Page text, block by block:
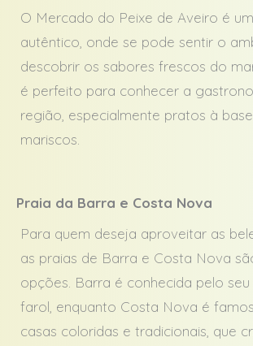
O Mercado do Peixe de Aveiro é
autêntico, onde se pode sentir o
descobrir os sabores frescos do
é perfeito para conhecer a
região, especialmente pratos à
mariscos.
Praia da Barra e Costa Nova
Para quem deseja aproveitar as
as praias de Barra e Costa Nova
opções. Barra é conhecida pelo
farol, enquanto Costa Nova é
casas coloridas e tradicionais, que